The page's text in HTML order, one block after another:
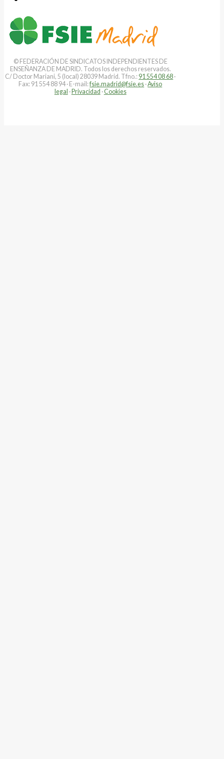
© FEDERACIÓN DE SINDICATOS INDEPENDIENTES DE
ENSEÑANZA DE MADRID. Todos los derechos reservados.
C/ Doctor Mariani, 5 (local) 28039 Madrid. Tfno.: 91 554 08 68 ·
Fax: 91 554 88 94 · E-mail:fsie.madrid@fsie.es ·Aviso
legal ·Privacidad · Cookies